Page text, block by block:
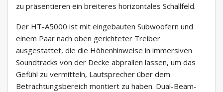
zu präsentieren ein breiteres horizontales Schallfeld.
Der HT-A5000 ist mit eingebauten Subwoofern und
einem Paar nach oben gerichteter Treiber
ausgestattet, die die Höhenhinweise in immersiven
Soundtracks von der Decke abprallen lassen, um das
Gefühl zu vermitteln, Lautsprecher über dem
Betrachtungsbereich montiert zu haben. Dual-Beam-